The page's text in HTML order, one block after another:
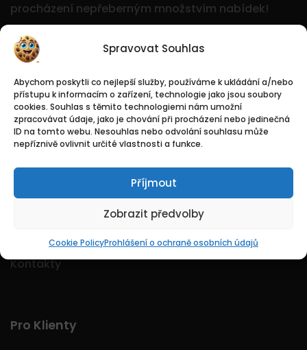
Spravovat Souhlas
Abychom poskytli co nejlepší služby, používáme k ukládání a/nebo
přístupu k informacím o zařízení, technologie jako jsou soubory
cookies. Souhlas s těmito technologiemi nám umožní
zpracovávat údaje, jako je chování při procházení nebo jedinečná
ID na tomto webu. Nesouhlas nebo odvolání souhlasu může
nepříznivě ovlivnit určité vlastnosti a funkce.
Příjmout
Zobrazit předvolby
Cookie PolicyProhlášení o ochraně osobních údajů
procházení nepřeberným množstvím nabídek!
Logo Jobmarkt.cz ® je registrovaná ochranná
známka.
Kontakty
Pro Klienty